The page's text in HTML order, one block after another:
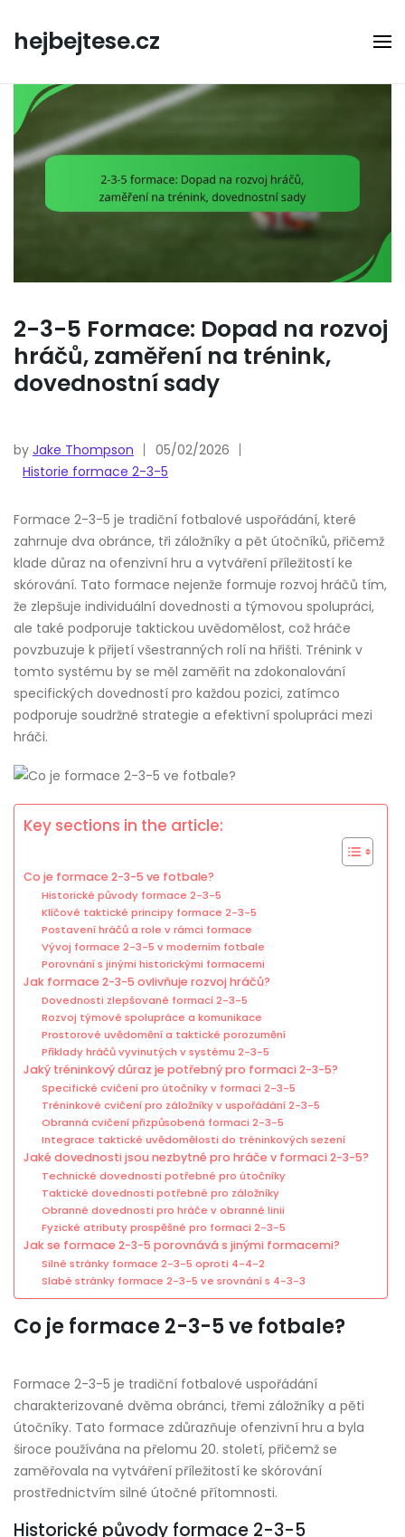
content
hejbejtese.cz
2-3-5 Formace: Dopad na rozvoj
hráčů, zaměření na trénink,
dovednostní sady
by Jake Thompson
05/02/2026
Historie formace 2-3-5
Formace 2-3-5 je tradiční fotbalové uspořádání, které
zahrnuje dva obránce, tři záložníky a pět útočníků, přičemž
klade důraz na ofenzivní hru a vytváření příležitostí ke
skórování. Tato formace nejenže formuje rozvoj hráčů tím,
že zlepšuje individuální dovednosti a týmovou spolupráci,
ale také podporuje taktickou uvědomělost, což hráče
povzbuzuje k přijetí všestranných rolí na hřišti. Trénink v
tomto systému by se měl zaměřit na zdokonalování
specifických dovedností pro každou pozici, zatímco
podporuje soudržné strategie a efektivní spolupráci mezi
hráči.
Key sections in the article:
Co je formace 2-3-5 ve fotbale?
Historické původy formace 2-3-5
Klíčové taktické principy formace 2-3-5
Postavení hráčů a role v rámci formace
Vývoj formace 2-3-5 v moderním fotbale
Porovnání s jinými historickými formacemi
Jak formace 2-3-5 ovlivňuje rozvoj hráčů?
Dovednosti zlepšované formací 2-3-5
Rozvoj týmové spolupráce a komunikace
Prostorové uvědomění a taktické porozumění
Příklady hráčů vyvinutých v systému 2-3-5
Jaký tréninkový důraz je potřebný pro formaci 2-3-5?
Specifické cvičení pro útočníky v formaci 2-3-5
Tréninkové cvičení pro záložníky v uspořádání 2-3-5
Obranná cvičení přizpůsobená formaci 2-3-5
Integrace taktické uvědomělosti do tréninkových sezení
Jaké dovednosti jsou nezbytné pro hráče v formaci 2-3-5?
Technické dovednosti potřebné pro útočníky
Taktické dovednosti potřebné pro záložníky
Obranné dovednosti pro hráče v obranné linii
Fyzické atributy prospěšné pro formaci 2-3-5
Jak se formace 2-3-5 porovnává s jinými formacemi?
Silné stránky formace 2-3-5 oproti 4-4-2
Slabé stránky formace 2-3-5 ve srovnání s 4-3-3
Co je formace 2-3-5 ve fotbale?
Formace 2-3-5 je tradiční fotbalové uspořádání
charakterizované dvěma obránci, třemi záložníky a pěti
útočníky. Tato formace zdůrazňuje ofenzivní hru a byla
široce používána na přelomu 20. století, přičemž se
zaměřovala na vytváření příležitostí ke skórování
prostřednictvím silné útočné přítomnosti.
Historické původy formace 2-3-5